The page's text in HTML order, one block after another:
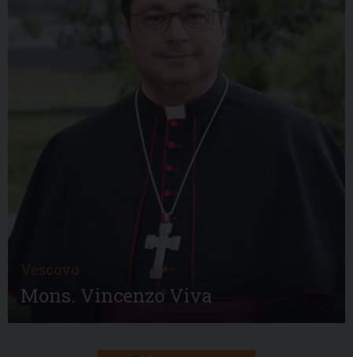
Vescovo
Mons. Vincenzo Viva